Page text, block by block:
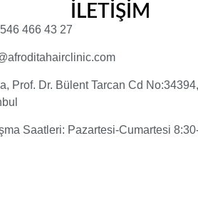
İLETİŞİM
466 43 27
Prof. Dr. Bülent Tarcan Cd
Saatleri: Pazartesi-Cumartesi